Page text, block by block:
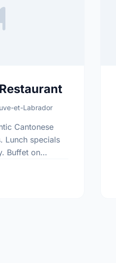
et-Labrador
Cantonese
Lunch specials
Buffet on
- 8 …